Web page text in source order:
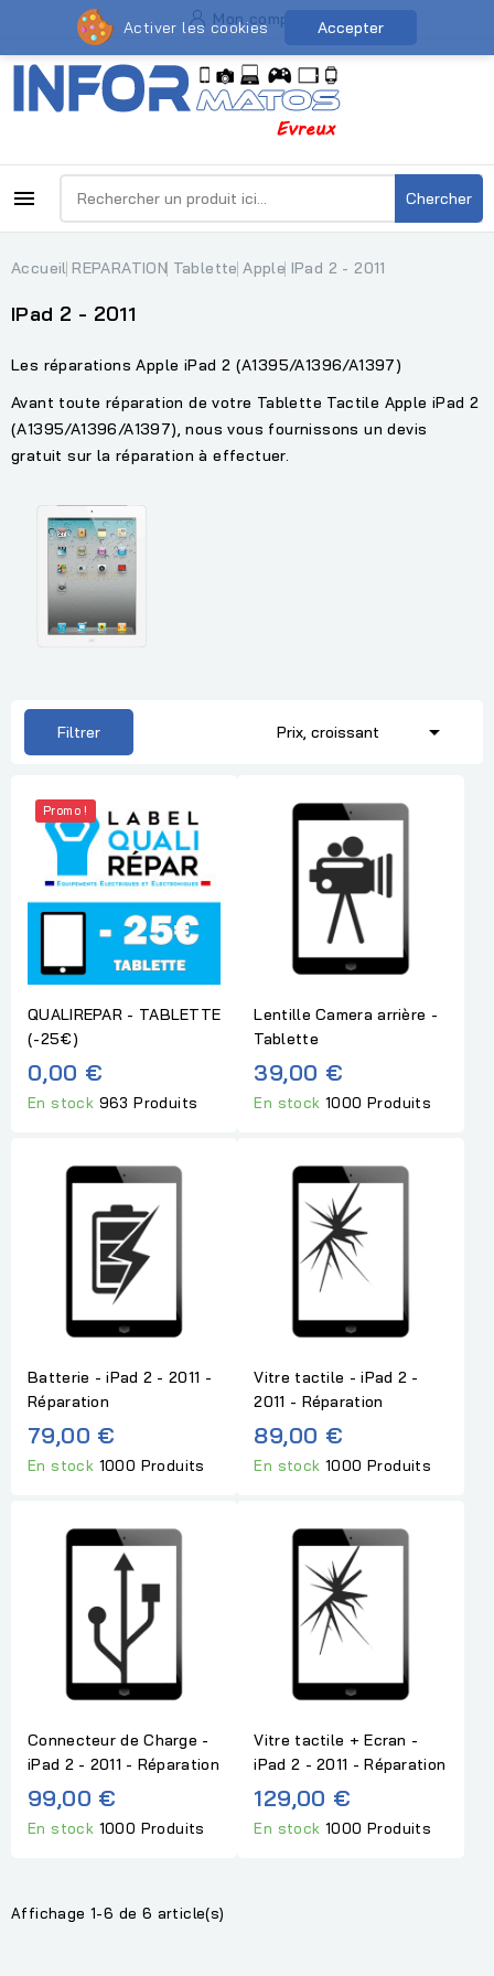
Mon compte
 Chercher
Accueil REPARATION Tablette Apple IPad 2 - 2011
IPad 2 - 2011
Les réparations Apple iPad 2 (A1395/A1396/A1397)
Avant toute réparation de votre Tablette Tactile Apple iPad 2
(A1395/A1396/A1397), nous vous fournissons un devis
gratuit sur la réparation à effectuer.
Filtrer Prix, croissant 
Promo !
QUALIREPAR - TABLETTE
(-25€)
0,00 €
En stock 963 Produits
Lentille Camera arrière -
Tablette
39,00 €
En stock1000 Produits
Batterie - iPad 2 - 2011 -
Réparation
79,00 €
En stock 1000 Produits
Vitre tactile - iPad 2 -
2011 - Réparation
89,00 €
En stock1000 Produits
Connecteur de Charge -
iPad 2 - 2011 - Réparation
99,00 €
En stock 1000 Produits
Vitre tactile + Ecran -
iPad 2 - 2011 - Réparation
129,00 €
En stock1000 Produits
Affichage 1-6 de 6 article(s)
Activer les cookies Accepter